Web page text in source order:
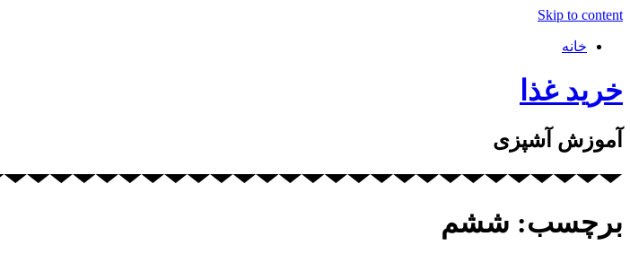
Skip to content
خانه
خرید غذا
آموزش آشپزی
برچسب: ششم